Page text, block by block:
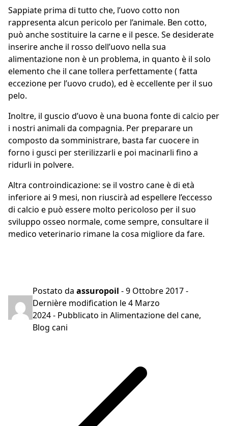
Sappiate prima di tutto che, l’uovo cotto non
rappresenta alcun pericolo per l’animale. Ben cotto,
può anche sostituire la carne e il pesce. Se desiderate
inserire anche il rosso dell’uovo nella sua
alimentazione non è un problema, in quanto è il solo
elemento che il cane tollera perfettamente ( fatta
eccezione per l’uovo crudo), ed è eccellente per il suo
pelo.
Inoltre, il guscio d’uovo è una buona fonte di calcio per
i nostri animali da compagnia. Per preparare un
composto da somministrare, basta far cuocere in
forno i gusci per sterilizzarli e poi macinarli fino a
ridurli in polvere.
Altra controindicazione: se il vostro cane è di età
inferiore ai 9 mesi, non riuscirà ad espellere l’eccesso
di calcio e può essere molto pericoloso per il suo
sviluppo osseo normale, come sempre, consultare il
medico veterinario rimane la cosa migliore da fare.
Postato da assuropoil -9 Ottobre 2017-
Dernière modification le4 Marzo
2024- Pubblicato in Alimentazione del cane,
Blog cani